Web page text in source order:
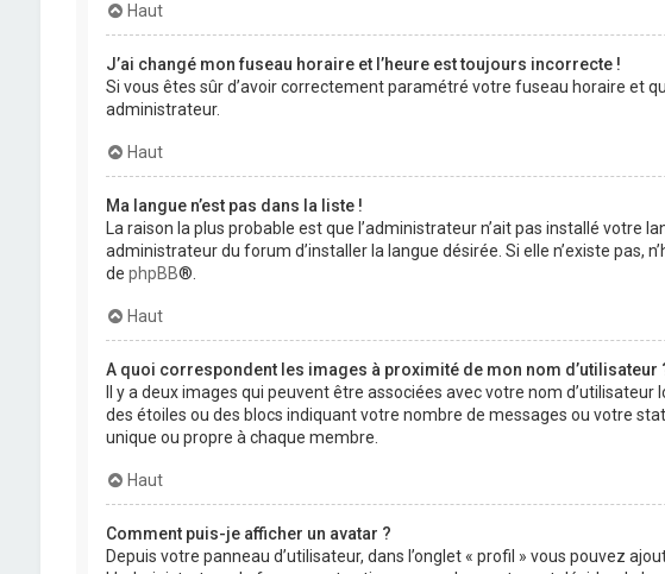
Haut
J’ai changé mon fuseau horaire et l’heure est toujours incorrecte !
Si vous êtes sûr d’avoir correctement paramétré votre fuseau horaire et
administrateur.
Haut
Ma langue n’est pas dans la liste !
La raison la plus probable est que l’administrateur n’ait pas installé votre
administrateur du forum d’installer la langue désirée. Si elle n’existe
de phpBB®.
Haut
A quoi correspondent les images à proximité de mon nom d’utilisateur
Il y a deux images qui peuvent être associées avec votre nom
des étoiles ou des blocs indiquant votre nombre de messages ou votre
unique ou propre à chaque membre.
Haut
Comment puis-je afficher un avatar ?
Depuis votre panneau d’utilisateur, dans l’onglet « profil » vous pouvez